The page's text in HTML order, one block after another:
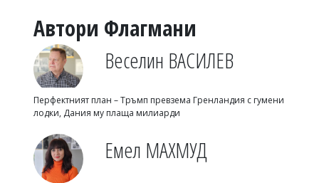
Автори Флагмани
Веселин ВАСИЛЕВ
Перфектният план – Тръмп превзема Гренландия с гумени
лодки, Дания му плаща милиарди
Емел МАХМУД